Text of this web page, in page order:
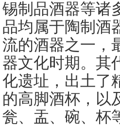
锡制品酒器等诸
品均属于陶制酒
流的酒器之一，
器文化时期。其
化遗址，出土了
的高脚酒杯，以
瓮、盂、碗、杯